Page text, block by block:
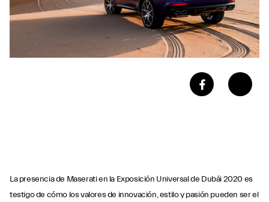
La presencia de Maserati en la Exposición Universal de Dubái 2020 es
testigo de cómo los valores de innovación, estilo y pasión pueden ser el